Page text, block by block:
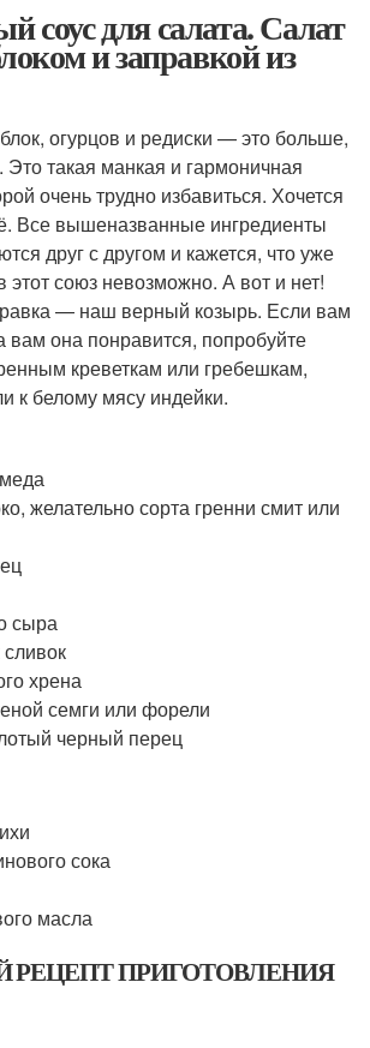
соус для салата. Салат
и заправкой из
огурцов и редиски — это больше,
Это такая манкая и гармоничная
очень трудно избавиться. Хочется
Все вышеназванные ингредиенты
друг с другом и кажется, что уже
этот союз невозможно. А вот и нет!
— наш верный козырь. Если вам
вам она понравится, попробуйте
креветкам или гребешкам,
к белому мясу индейки.
желательно сорта гренни смит или
сыра
хрена
семги или форели
черный перец
сока
масла
ПРИГОТОВЛЕНИЯ